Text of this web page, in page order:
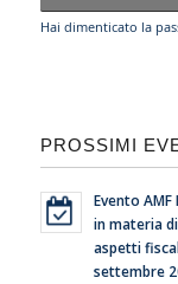
Hai dimenticato la
PROSSIMI
Evento
in materia
aspetti
settembre